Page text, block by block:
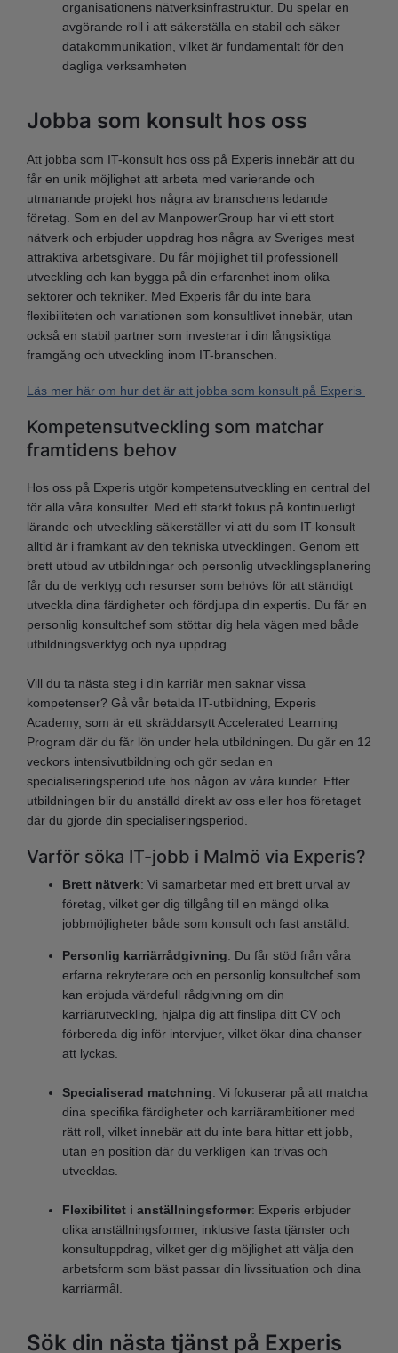
organisationens nätverksinfrastruktur. Du spelar en
avgörande roll i att säkerställa en stabil och säker
datakommunikation, vilket är fundamentalt för den
dagliga verksamheten
Jobba som konsult hos oss
Att jobba som IT-konsult hos oss på Experis innebär att du
får en unik möjlighet att arbeta med varierande och
utmanande projekt hos några av branschens ledande
företag. Som en del av ManpowerGroup har vi ett stort
nätverk och erbjuder uppdrag hos några av Sveriges mest
attraktiva arbetsgivare. Du får möjlighet till professionell
utveckling och kan bygga på din erfarenhet inom olika
sektorer och tekniker. Med Experis får du inte bara
flexibiliteten och variationen som konsultlivet innebär, utan
också en stabil partner som investerar i din långsiktiga
framgång och utveckling inom IT-branschen.
Läs mer här om hur det är att jobba som konsult på Experis
Kompetensutveckling som matchar
framtidens behov
Hos oss på Experis utgör kompetensutveckling en central del
för alla våra konsulter. Med ett starkt fokus på kontinuerligt
lärande och utveckling säkerställer vi att du som IT-konsult
alltid är i framkant av den tekniska utvecklingen. Genom ett
brett utbud av utbildningar och personlig utvecklingsplanering
får du de verktyg och resurser som behövs för att ständigt
utveckla dina färdigheter och fördjupa din expertis. Du får en
personlig konsultchef som stöttar dig hela vägen med både
utbildningsverktyg och nya uppdrag.
Vill du ta nästa steg i din karriär men saknar vissa
kompetenser? Gå vår betalda IT-utbildning, Experis
Academy, som är ett skräddarsytt Accelerated Learning
Program där du får lön under hela utbildningen. Du går en 12
veckors intensivutbildning och gör sedan en
specialiseringsperiod ute hos någon av våra kunder. Efter
utbildningen blir du anställd direkt av oss eller hos företaget
där du gjorde din specialiseringsperiod.
Varför söka IT-jobb i Malmö via Experis?
Brett nätverk: Vi samarbetar med ett brett urval av
företag, vilket ger dig tillgång till en mängd olika
jobbmöjligheter både som konsult och fast anställd.
Personlig karriärrådgivning: Du får stöd från våra
erfarna rekryterare och en personlig konsultchef som
kan erbjuda värdefull rådgivning om din
karriärutveckling, hjälpa dig att finslipa ditt CV och
förbereda dig inför intervjuer, vilket ökar dina chanser
att lyckas.
Specialiserad matchning: Vi fokuserar på att matcha
dina specifika färdigheter och karriärambitioner med
rätt roll, vilket innebär att du inte bara hittar ett jobb,
utan en position där du verkligen kan trivas och
utvecklas.
Flexibilitet i anställningsformer: Experis erbjuder
olika anställningsformer, inklusive fasta tjänster och
konsultuppdrag, vilket ger dig möjlighet att välja den
arbetsform som bäst passar din livssituation och dina
karriärmål.
Sök din nästa tjänst på Experis